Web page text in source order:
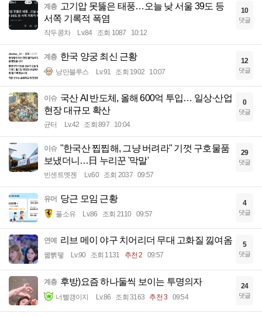
계층 고기압 못뚫은 태풍…오늘 낮 서울 39도 등
서쪽 기록적 폭염
작두콩차 Lv.84 조회 1087 10:12
10
댓글
계층 한국 양궁 최신 근황
낭만블루스 Lv.91 조회 1902 10:07
12
댓글
이슈 국산 AI 반도체, 올해 600억 투입… 일상·산업
현장 대규모 확산
균터 Lv.42 조회 897 10:04
0
댓글
이슈 "한국산 찝찝해, 그냥 버려라" 기껏 구호물품
보냈더니…日 누리꾼 '막말'
빈센트멧젠 Lv.60 조회 2037 09:57
29
댓글
유머 당근 모임 근황
풀소유 Lv.86 조회 2110 09:57
4
댓글
연예 리브 메이 야구 치어리더 무대 고화질 낋여옴
꿻뻵뗗 Lv.90 조회 1131 추천 2 09:57
5
댓글
계층 후방)요즘 하나둘씩 보이는 투명의자
너빨갱이지 Lv.86 조회 3163 추천 3 09:54
24
댓글